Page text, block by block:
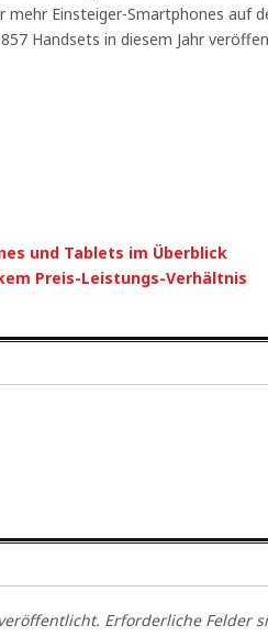
Einsteiger-Smartphones auf
Handsets in diesem Jahr
und Tablets im Überblick
Preis-Leistungs-Verhältnis
Erforderliche Felder